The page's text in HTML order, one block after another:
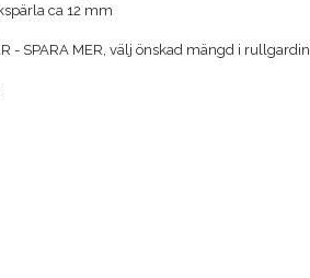
ca 12 mm
- SPARA MER, välj önskad mängd i